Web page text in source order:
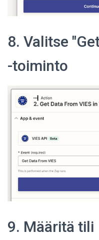
8. Valitse
-toiminto
9. Määritä tili